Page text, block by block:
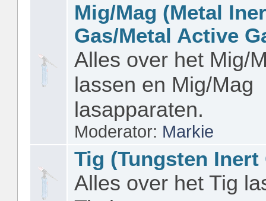
Mig/Mag (Metal
Gas/Metal Active
Alles over het Mig/
lassen en Mig/Mag
lasapparaten.
Moderator: Markie
Tig (Tungsten Inert
Alles over het Tig